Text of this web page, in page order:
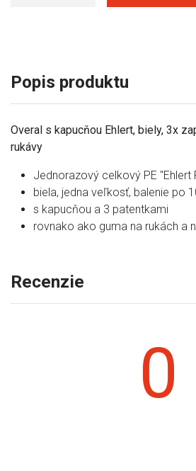
Popis produktu
Overal s kapucňou Ehlert, biely, 3x
rukávy
Jednorazový celkový PE "Ehlert
biela, jedna veľkosť, balenie po
s kapucňou a 3 patentkami
rovnako ako guma na rukách a
Recenzie
0